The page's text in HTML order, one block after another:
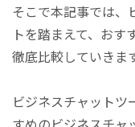
そこで本記事では、
トを踏まえて、お
徹底比較していきま
ビジネスチャットツ